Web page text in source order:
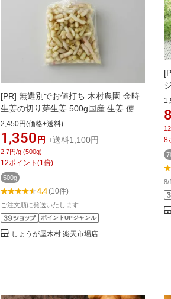
[PR] 無選別でお値打ち 木村農園 金時
生姜の切り芽生姜 500g国産 生姜 使い
やすい切り落とし 愛知県産金時生姜
佃煮、野菜や魚介類とのかき揚げ、し
ょうゆ漬けなどお召し上がりかたいろ
いろ。【2袋まで】
2,450円(価格+送料)
1,350 円 +送料1,100円
2.7円/g (500g)
12ポイント (1 倍)
500g
4.4(10件)
ご注文順に発送いたします
ポイントUPジャンル
しょうが屋木村 楽天市場店
8
8/